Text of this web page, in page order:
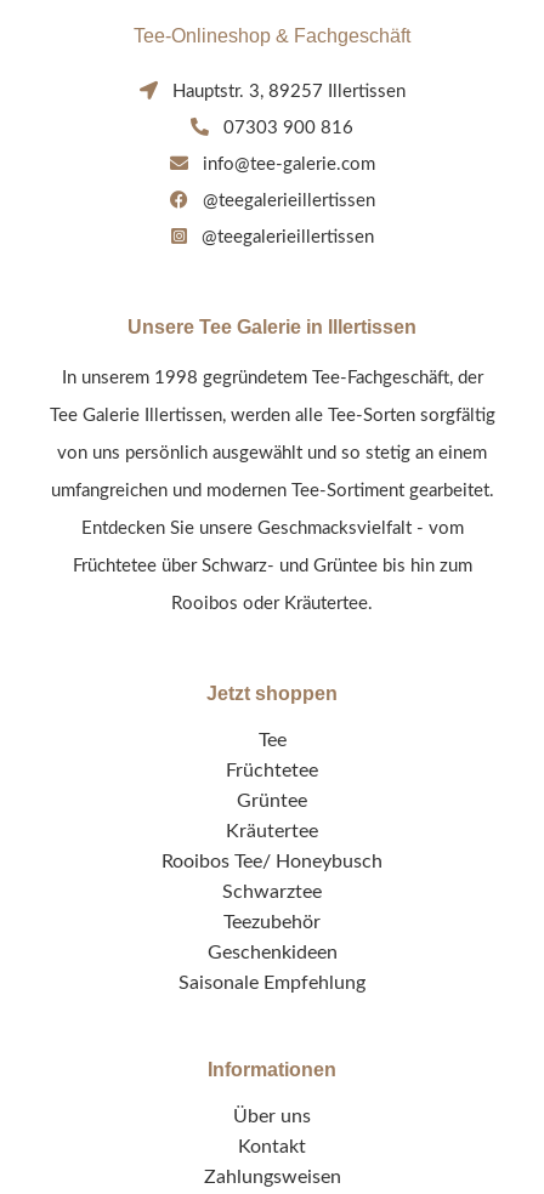
Tee-Onlineshop & Fachgeschäft
Hauptstr. 3, 89257 Illertissen
07303 900 816
info@tee-galerie.com
@teegalerieillertissen
@teegalerieillertissen
Unsere Tee Galerie in Illertissen
In unserem 1998 gegründetem Tee-Fachgeschäft, der
Tee Galerie Illertissen, werden alle Tee-Sorten sorgfältig
von uns persönlich ausgewählt und so stetig an einem
umfangreichen und modernen Tee-Sortiment gearbeitet.
Entdecken Sie unsere Geschmacksvielfalt - vom
Früchtetee über Schwarz- und Grüntee bis hin zum
Rooibos oder Kräutertee.
Jetzt shoppen
Tee
Früchtetee
Grüntee
Kräutertee
Rooibos Tee/ Honeybusch
Schwarztee
Teezubehör
Geschenkideen
Saisonale Empfehlung
Informationen
Über uns
Kontakt
Zahlungsweisen